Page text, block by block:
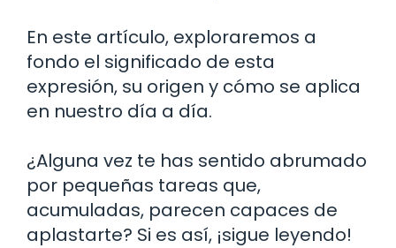
En este artículo, exploraremos a
fondo el significado de esta
expresión, su origen y cómo se aplica
en nuestro día a día.
¿Alguna vez te has sentido abrumado
por pequeñas tareas que,
acumuladas, parecen capaces de
aplastarte? Si es así, ¡sigue leyendo!